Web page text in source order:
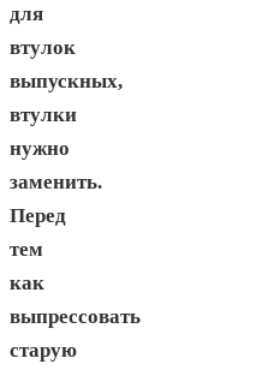
для
втулок
выпускных,
втулки
нужно
заменить.
Перед
тем
как
выпрессовать
старую